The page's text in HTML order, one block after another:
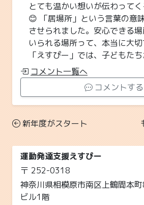
とても温かい想いが伝わって
😊 「居場所」という言葉の意
させられました。安心できる
いられる場所って、本当に大切
「えすぴー」では、子どもた
コメント一覧へ
コメントする
新年度がスタート
運動発達支援えすぴー
〒 252-0318
神奈川県相模原市南区上鶴間本
ビル1階